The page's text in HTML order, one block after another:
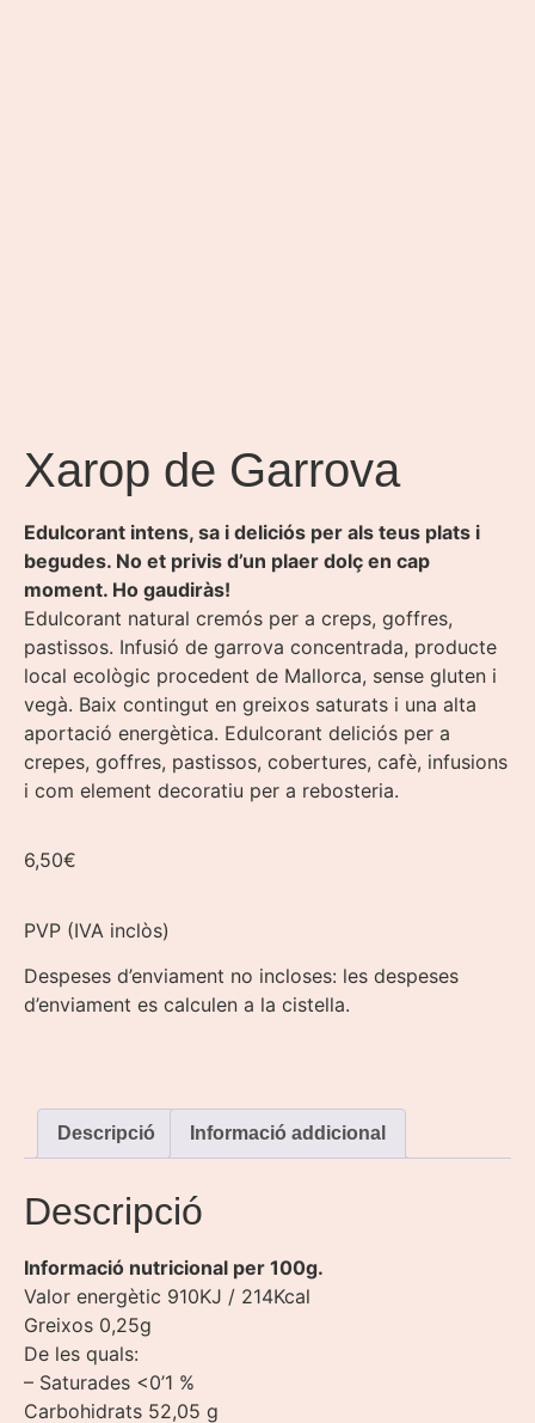
Xarop de Garrova
Edulcorant intens, sa i deliciós per als teus plats i
begudes. No et privis d’un plaer dolç en cap
moment. Ho gaudiràs!
Edulcorant natural cremós per a creps, goffres,
pastissos. Infusió de garrova concentrada, producte
local ecològic procedent de Mallorca, sense gluten i
vegà. Baix contingut en greixos saturats i una alta
aportació energètica. Edulcorant deliciós per a
crepes, goffres, pastissos, cobertures, cafè, infusions
i com element decoratiu per a rebosteria.
6,50€
PVP (IVA inclòs)
Despeses d’enviament no incloses: les despeses
d’enviament es calculen a la cistella.
Descripció Informació addicional
Descripció
Informació nutricional per 100g.
Valor energètic 910KJ / 214Kcal
Greixos 0,25g
De les quals:
– Saturades <0’1 %
Carbohidrats 52,05 g